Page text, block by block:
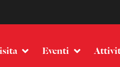
Eventi